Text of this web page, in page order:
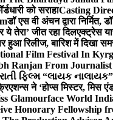
को सराहाCasting
डॉ एस वी अंचन द्वारा
तेरा’ जीत रहा दिलएक्ट्रेस
हुआ रिलीज, बारिश में दिखा
Film Festival In
Ranjan From
ફિલ્મ “લાયક
ने ‘होप्स मिस्टर, मिस
Glamourface World
Honorary Fellowship